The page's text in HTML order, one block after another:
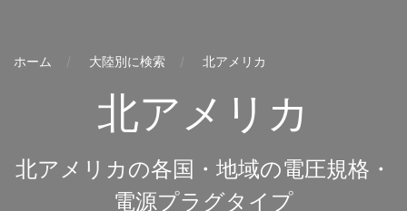
ホーム 大陸別に検索 北アメリカ
北アメリカ
北アメリカの各国・地域の電圧規格・
電源プラグタイプ